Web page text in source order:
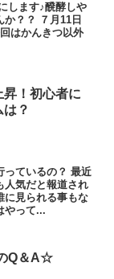
します♪醗酵しや
？？ ７月11日
はかんきつ以外
昇！初心者に
？
っているの？ 最近
人気だと報道され
に見られる事もな
やって...
Q＆A☆